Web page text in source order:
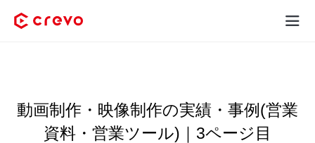
サービス
動画制作・映像制作の実績・事例(営業
資料・営業ツール)｜3ページ目